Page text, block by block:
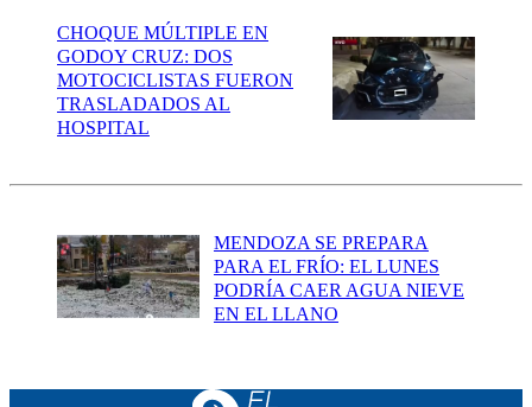
CHOQUE MÚLTIPLE EN
GODOY CRUZ: DOS
MOTOCICLISTAS FUERON
TRASLADADOS AL
HOSPITAL
MENDOZA SE PREPARA
PARA EL FRÍO: EL LUNES
PODRÍA CAER AGUA NIEVE
EN EL LLANO